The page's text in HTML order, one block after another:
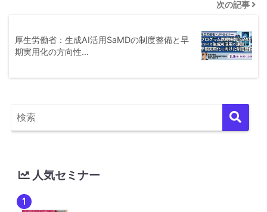
次の記事
厚生労働省：生成AI活用SaMDの制度整備と早
期実用化の方向性…
人気セミナー
1